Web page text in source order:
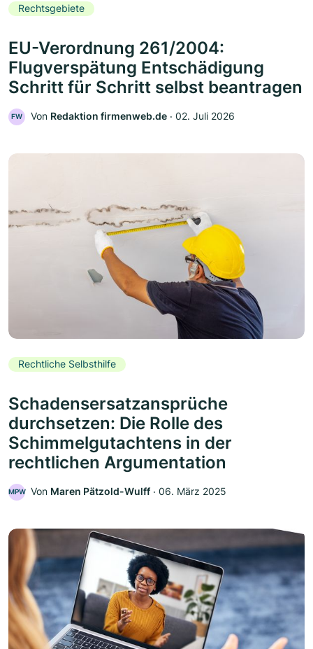
Rechtsgebiete
EU-Verordnung 261/2004:
Flugverspätung Entschädigung
Schritt für Schritt selbst beantragen
FW Von Redaktion firmenweb.de ‧ 02. Juli 2026
Rechtliche Selbsthilfe
Schadensersatzansprüche
durchsetzen: Die Rolle des
Schimmelgutachtens in der
rechtlichen Argumentation
MPW Von Maren Pätzold-Wulff ‧ 06. März 2025